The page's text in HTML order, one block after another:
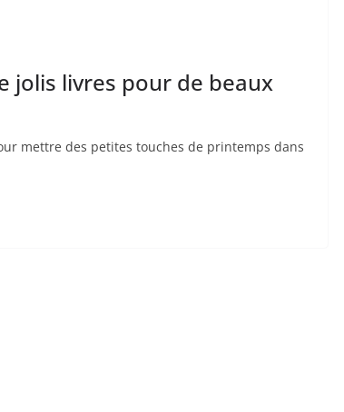
jolis livres pour de beaux
mettre des petites touches de printemps dans